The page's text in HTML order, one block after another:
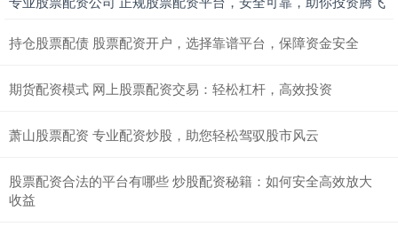
持仓股票配债 股票配资开户，选择靠谱平台，保障资金安全
期货配资模式 网上股票配资交易：轻松杠杆，高效投资
萧山股票配资 专业配资炒股，助您轻松驾驭股市风云
股票配资合法的平台有哪些 炒股配资秘籍：如何安全高效放大
收益